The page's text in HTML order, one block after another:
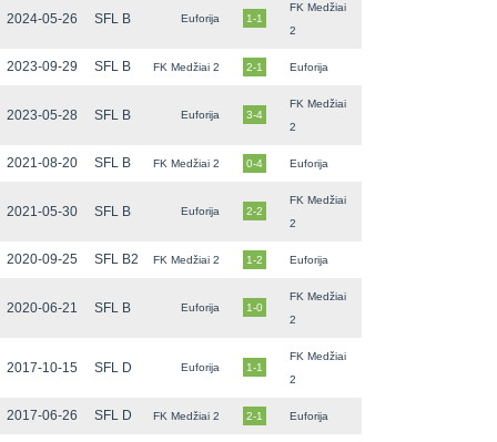
2024-05-26 SFL B Euforija 1-1
FK Medžiai
2
2023-09-29 SFL B FK Medžiai 2 2-1 Euforija
2023-05-28 SFL B Euforija 3-4
FK Medžiai
2
2021-08-20 SFL B FK Medžiai 2 0-4 Euforija
2021-05-30 SFL B Euforija 2-2
FK Medžiai
2
2020-09-25 SFL B2 FK Medžiai 2 1-2 Euforija
2020-06-21 SFL B Euforija 1-0
FK Medžiai
2
2017-10-15 SFL D Euforija 1-1
FK Medžiai
2
2017-06-26 SFL D FK Medžiai 2 2-1 Euforija